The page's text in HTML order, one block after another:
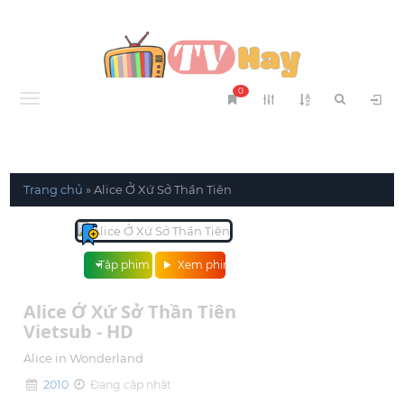
Menu
0
Trang chủ »Alice Ở Xứ Sở Thần Tiên
Xem phim
Tập phim
Alice Ở Xứ Sở Thần Tiên
Vietsub - HD
Alice in Wonderland
2010
Đang cập nhật